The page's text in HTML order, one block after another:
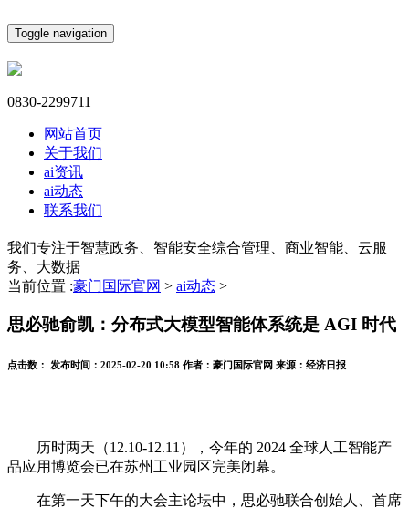
Toggle navigation
0830-2299711
网站首页
关于我们
ai资讯
ai动态
联系我们
我们专注于智慧政务、智能安全综合管理、商业智能、云服
务、大数据
当前位置 :豪门国际官网 > ai动态 >
思必驰俞凯：分布式大模型智能体系统是 AGI 时代
点击数： 发布时间： 2025-02-20 10:58 作者： 豪门国际官网 来源： 经济日报
历时两天（12.10-12.11），今年的 2024 全球人工智能产
品应用博览会已在苏州工业园区完美闭幕。
在第一天下午的大会主论坛中，思必驰联合创始人、首席